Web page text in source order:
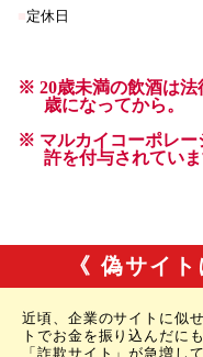
《 偽サイ
近頃、企業のサイトに似
トでお金を振り込んだに
「詐欺サイト」が急増し